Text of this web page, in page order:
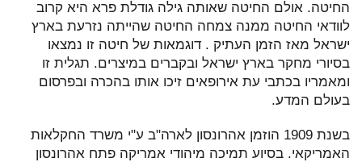
החיטה. אולם החיטה שאותה גילה גודלת פרא היא קרוב
לוודאי החיטה ממנה צמחה החיטה שהייתה נזרעת בארץ
ישראל מאז הזמן העתיק . דוגמאות של חיטה זו נמצאו
בסיורי מחקר בארץ ישראל ובקברים במיצרים. תגלית זו
ומאמריו בכתבי עת אירופאים זיכו אותו בהכרה ובפרסום
בעולם המדע.
בשנת 1909 הוזמן אהרונסון לארה"ב ע"י משרד החקלאות
האמריקאי. בסיוע תמיכה מיהודי אמריקה פתח אהרונסון